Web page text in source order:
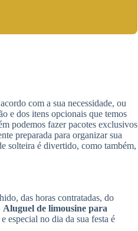
com a sua necessidade, ou
e dos itens opcionais que temos
podemos fazer pacotes exclusivos
preparada para organizar sua
solteira é divertido, como também,
das horas contratadas, do
Aluguel de limousine para
especial no dia da sua festa é